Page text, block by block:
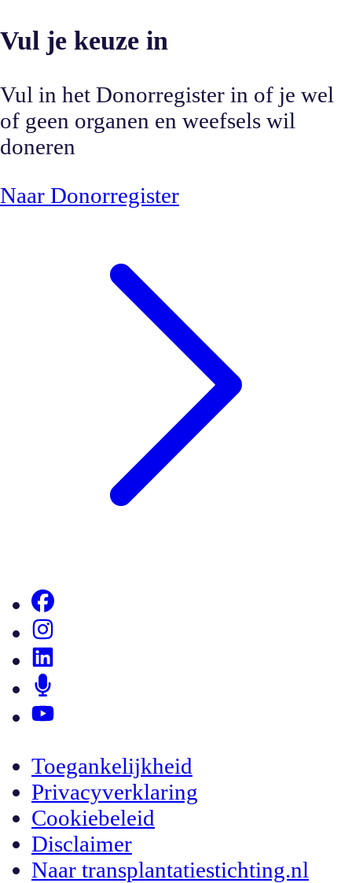
Vul je keuze in
Vul in het Donorregister in of je wel
of geen organen en weefsels wil
doneren
Naar Donorregister
Toegankelijkheid
Privacyverklaring
Cookiebeleid
Disclaimer
Naar transplantatiestichting.nl